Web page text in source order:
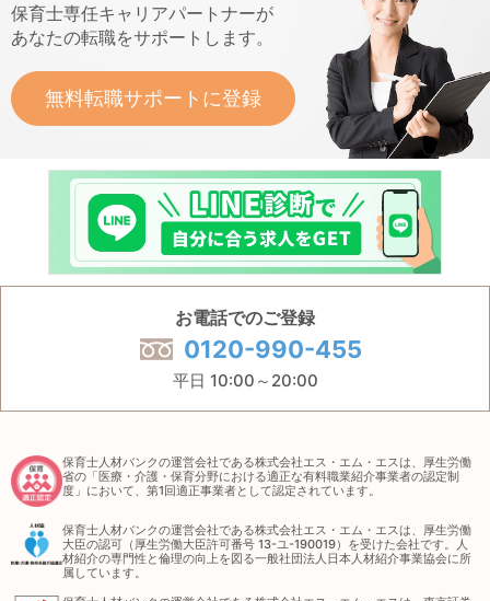
保育士専任キャリアパートナーが
あなたの転職をサポートします。
無料転職サポートに登録
お電話でのご登録
0120-990-455
平日 10:00～20:00
保育士人材バンクの運営会社である株式会社エス・エム・エスは、厚生労働
省の「医療・介護・保育分野における適正な有料職業紹介事業者の認定制
度」において、第1回適正事業者として認定されています。
保育士人材バンクの運営会社である株式会社エス・エム・エスは、厚生労働
大臣の認可（厚生労働大臣許可番号 13-ユ-190019）を受けた会社です。人
材紹介の専門性と倫理の向上を図る一般社団法人日本人材紹介事業協会に所
属しています。